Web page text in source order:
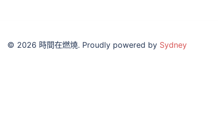
© 2026 時間在燃燒. Proudly powered by Sydney